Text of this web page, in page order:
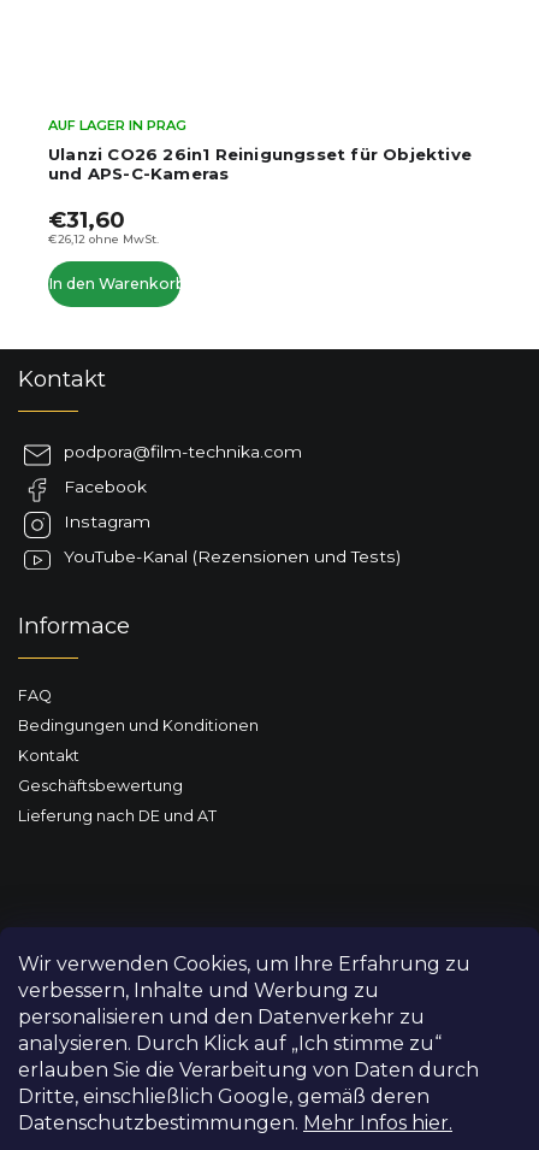
Wir verwenden Cookies, um Ihre Erfahrung zu
verbessern, Inhalte und Werbung zu
personalisieren und den Datenverkehr zu
analysieren. Durch Klick auf „Ich stimme zu“
erlauben Sie die Verarbeitung von Daten durch
Dritte, einschließlich Google, gemäß deren
Datenschutzbestimmungen. Mehr Infos hier.
Ulanzi CO26 26in1 Reinigungsset für Objektive
und APS-C-Kameras
AUF LAGER IN PRAG
€26,12 ohne MwSt.
€31,60
In den Warenkorb
Kontakt
podpora@film-technika.com
Facebook
Instagram
YouTube-Kanal (Rezensionen und Tests)
Informace
FAQ
Bedingungen und Konditionen
Kontakt
Geschäftsbewertung
Lieferung nach DE und AT